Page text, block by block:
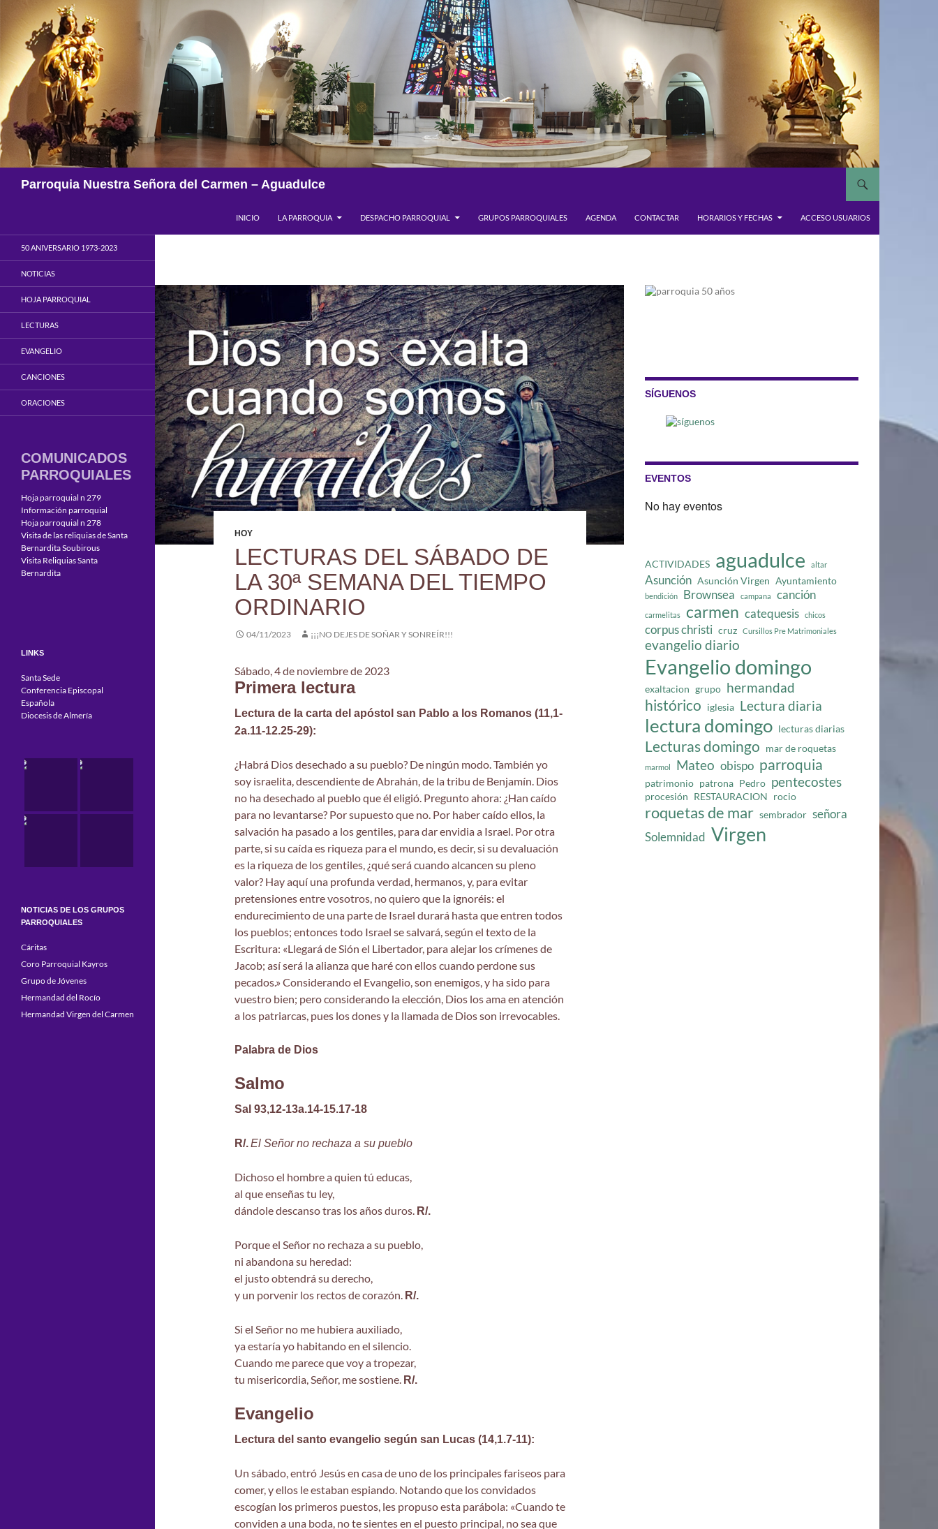
contenido
Parroquia Nuestra Señora del Carmen – Aguadulce
INICIO LA PARROQUIA DESPACHO PARROQUIAL GRUPOS PARROQUIALES AGENDA CONTACTAR HORARIOS Y FECHAS ACCESO USUARIOS
HOY
LECTURAS DEL SÁBADO DE
LA 30ª SEMANA DEL TIEMPO
ORDINARIO
04/11/2023 ¡¡¡NO DEJES DE SOÑAR Y SONREÍR!!!
Sábado, 4 de noviembre de 2023
Primera lectura
Lectura de la carta del apóstol san Pablo a los Romanos (11,1-
2a.11-12.25-29):
¿Habrá Dios desechado a su pueblo? De ningún modo. También yo
soy israelita, descendiente de Abrahán, de la tribu de Benjamín. Dios
no ha desechado al pueblo que él eligió. Pregunto ahora: ¿Han caído
para no levantarse? Por supuesto que no. Por haber caído ellos, la
salvación ha pasado a los gentiles, para dar envidia a Israel. Por otra
parte, si su caída es riqueza para el mundo, es decir, si su devaluación
es la riqueza de los gentiles, ¿qué será cuando alcancen su pleno
valor? Hay aquí una profunda verdad, hermanos, y, para evitar
pretensiones entre vosotros, no quiero que la ignoréis: el
endurecimiento de una parte de Israel durará hasta que entren todos
los pueblos; entonces todo Israel se salvará, según el texto de la
Escritura: «Llegará de Sión el Libertador, para alejar los crímenes de
Jacob; así será la alianza que haré con ellos cuando perdone sus
pecados.» Considerando el Evangelio, son enemigos, y ha sido para
vuestro bien; pero considerando la elección, Dios los ama en atención
a los patriarcas, pues los dones y la llamada de Dios son irrevocables.
Palabra de Dios
Salmo
Sal 93,12-13a.14-15.17-18
R/.El Señor no rechaza a su pueblo
Dichoso el hombre a quien tú educas,
al que enseñas tu ley,
dándole descanso tras los años duros. R/.
Porque el Señor no rechaza a su pueblo,
ni abandona su heredad:
el justo obtendrá su derecho,
y un porvenir los rectos de corazón. R/.
Si el Señor no me hubiera auxiliado,
ya estaría yo habitando en el silencio.
Cuando me parece que voy a tropezar,
tu misericordia, Señor, me sostiene. R/.
Evangelio
Lectura del santo evangelio según san Lucas (14,1.7-11):
Un sábado, entró Jesús en casa de uno de los principales fariseos para
comer, y ellos le estaban espiando. Notando que los convidados
escogían los primeros puestos, les propuso esta parábola: «Cuando te
conviden a una boda, no te sientes en el puesto principal, no sea que
SÍGUENOS
EVENTOS
No hay eventos
ACTIVIDADES aguadulce altar
Asunción Asunción Virgen Ayuntamiento
bendición Brownsea campana canción
carmelitas carmen catequesis chicos
corpus christi cruz Cursillos Pre Matrimoniales
evangelio diario
Evangelio domingo
exaltacion grupo hermandad
histórico iglesia Lectura diaria
lectura domingo lecturas diarias
Lecturas domingo mar de roquetas
marmol Mateo obispo parroquia
patrimonio patrona Pedro pentecostes
procesión RESTAURACION rocio
roquetas de mar sembrador señora
Solemnidad Virgen
50 ANIVERSARIO 1973-2023
NOTICIAS
HOJA PARROQUIAL
LECTURAS
EVANGELIO
CANCIONES
ORACIONES
COMUNICADOS
PARROQUIALES
Hoja parroquial n 279
Información parroquial
Hoja parroquial n 278
Visita de las reliquias de Santa
Bernardita Soubirous
Visita Reliquias Santa
Bernardita
LINKS
Santa Sede
Conferencia Episcopal
Española
Diocesis de Almería
NOTICIAS DE LOS GRUPOS
PARROQUIALES
Cáritas
Coro Parroquial Kayros
Grupo de Jóvenes
Hermandad del Rocío
Hermandad Virgen del Carmen